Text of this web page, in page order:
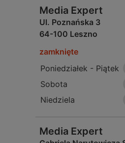
Media Expert
Ul. Poznańska 3
64-100 Leszno
zamknięte
Poniedziałek - Piątek
Sobota
Niedziela
Media Expert